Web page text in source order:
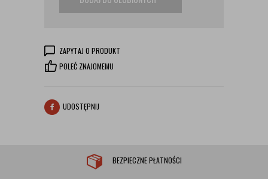
ZAPYTAJ O PRODUKT
POLEĆ ZNAJOMEMU
UDOSTĘPNIJ
BEZPIECZNE PŁATNOŚCI